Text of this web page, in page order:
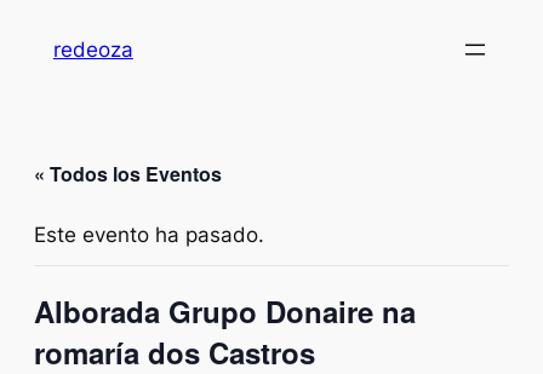
redeoza
« Todos los Eventos
Este evento ha pasado.
Alborada Grupo Donaire na
romaría dos Castros